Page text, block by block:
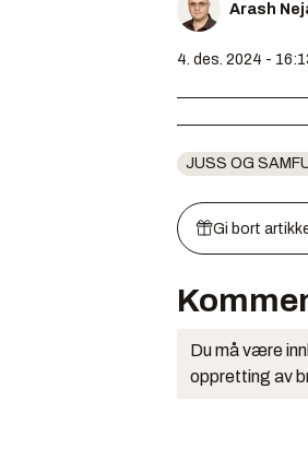
Arash
4. des. 2024 -
JUSS OG
Gi bort
Du må være
oppretting av